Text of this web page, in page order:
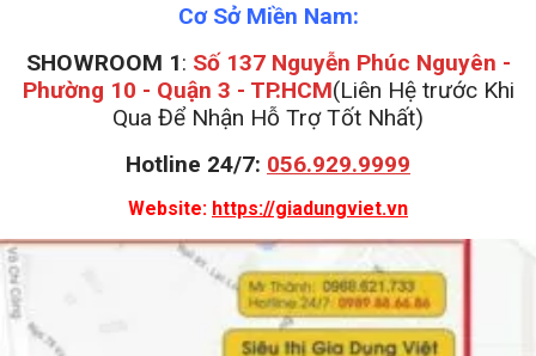
Cơ Sở Miền Nam:
SHOWROOM 1: Số 137 Nguyễn Phúc Nguyên -
Phường 10 - Quận 3 - TP.HCM(Liên Hệ trước Khi
Qua Để Nhận Hỗ Trợ Tốt Nhất)
Hotline 24/7: 056.929.9999
Website: https://giadungviet.vn